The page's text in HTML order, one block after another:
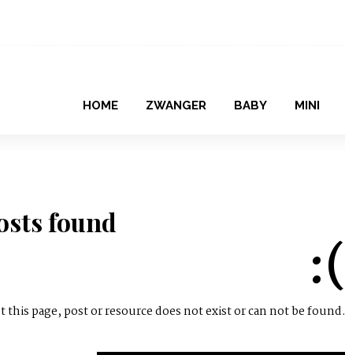
HOME ZWANGER BABY MINI
found
:(
this page, post or resource does not exist or can not be